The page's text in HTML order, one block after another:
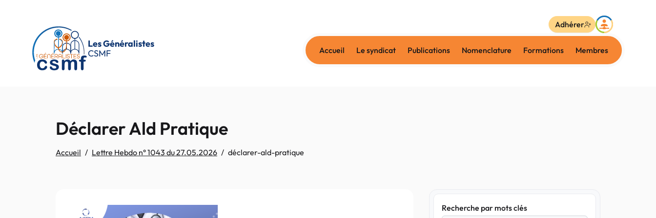
Les Généralistes
CSMF
Accueil Le syndicat Publications Nomenclature Formations Membres
Adhérer
Déclarer Ald Pratique
Accueil Lettre Hebdo n° 1043 du 27.05.2026 déclarer-ald-pratique
Recherche par mots clés